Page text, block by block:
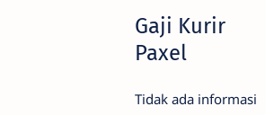
Gaji Kurir
Paxel
Tidak ada informasi